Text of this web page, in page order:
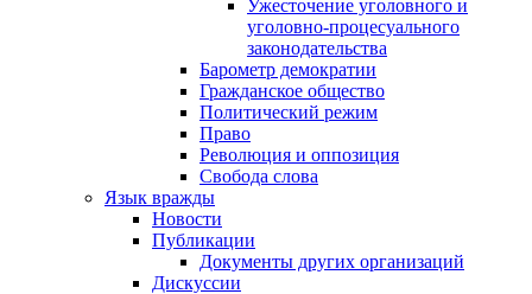
Ужесточение уголовного и
уголовно-процесуального
законодательства
Барометр демократии
Гражданское общество
Политический режим
Право
Революция и оппозиция
Свобода слова
Язык вражды
Новости
Публикации
Документы других организаций
Дискуссии